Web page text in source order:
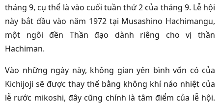
tháng 9, cụ thể là vào cuối tuần thứ 2 của tháng 9. Lễ hội
này bắt đầu vào năm 1972 tại Musashino Hachimangu,
một ngôi đền Thần đạo dành riêng cho vị thần
Hachiman.
Vào những ngày này, không gian yên bình vốn có của
Kichijoji sẽ được thay thế bằng không khí náo nhiệt của
lễ rước mikoshi, đây cũng chính là tâm điểm của lễ hội.